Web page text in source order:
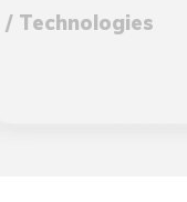
Technologies